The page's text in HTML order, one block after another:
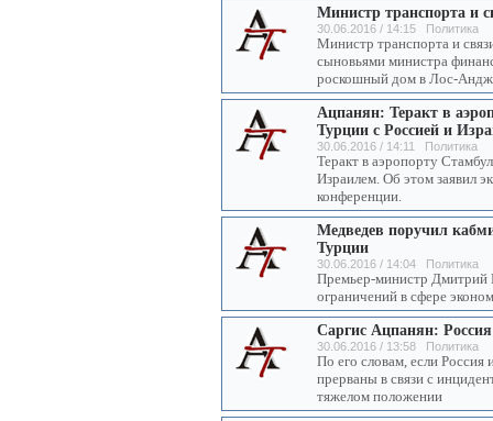
Министр транспорта и
30.06.2016 / 14:15 Политика
Министр транспорта и
сыновьями министра
роскошный дом в Лос-
Ацпанян: Теракт в
Турции с Россией и
30.06.2016 / 14:11 Политика
Теракт в аэропорту
Израилем. Об этом заявил
конференции.
Медведев поручил
Турции
30.06.2016 / 14:04 Политика
Премьер-министр Дмитрий
ограничений в сфере
Саргис Ацпанян:
30.06.2016 / 13:58 Политика
По его словам, если
прерваны в связи с
тяжелом положении